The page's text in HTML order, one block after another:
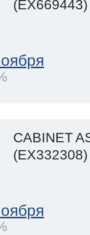
(EX669443)
CABINET
(EX332308)